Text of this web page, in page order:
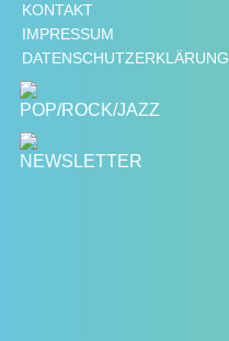
KONTAKT
IMPRESSUM
DATENSCHUTZERKLÄRUNG